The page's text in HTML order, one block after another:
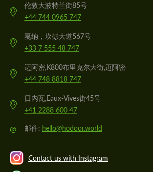
伦敦大波特兰街85号
+44 744 0965 747
戛纳，坎彭大道567号
+33 7 555 48 747
迈阿密,K800布里克尔大街,迈阿密
+44 748 8818 747
日内瓦,Eaux-Vives街45号
+41 2288 600 47
@ 邮件: hello@hodoor.world
Contact us with Instagram